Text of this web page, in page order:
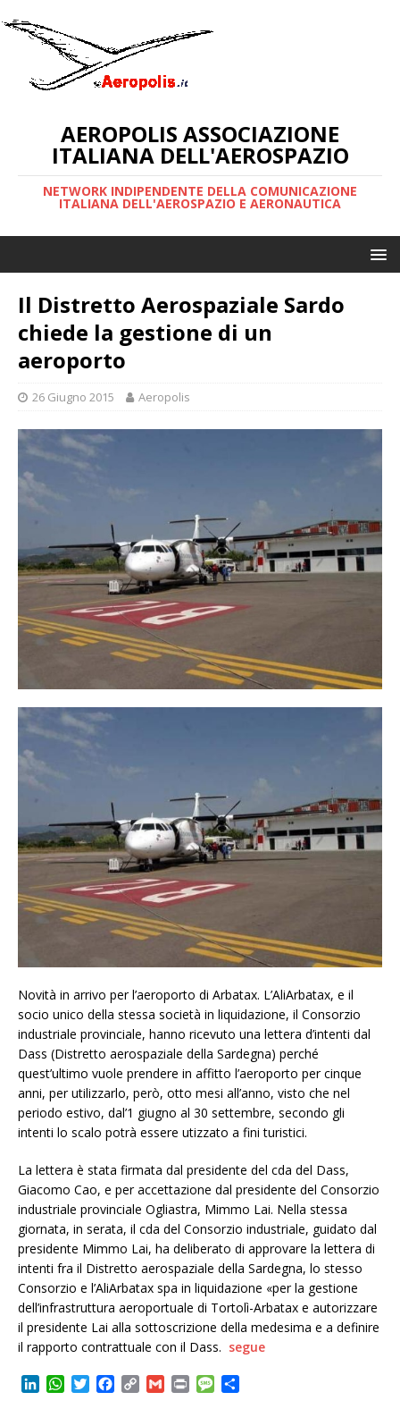
AEROPOLIS ASSOCIAZIONE
ITALIANA DELL'AEROSPAZIO
NETWORK INDIPENDENTE DELLA COMUNICAZIONE
ITALIANA DELL'AEROSPAZIO E AERONAUTICA
Il Distretto Aerospaziale Sardo
chiede la gestione di un
aeroporto
26 Giugno 2015 Aeropolis
Novità in arrivo per l’aeroporto di Arbatax. L’AliArbatax, e il
socio unico della stessa società in liquidazione, il Consorzio
industriale provinciale, hanno ricevuto una lettera d’intenti dal
Dass (Distretto aerospaziale della Sardegna) perché
quest’ultimo vuole prendere in affitto l’aeroporto per cinque
anni, per utilizzarlo, però, otto mesi all’anno, visto che nel
periodo estivo, dal’1 giugno al 30 settembre, secondo gli
intenti lo scalo potrà essere utizzato a fini turistici.
La lettera è stata firmata dal presidente del cda del Dass,
Giacomo Cao, e per accettazione dal presidente del Consorzio
industriale provinciale Ogliastra, Mimmo Lai. Nella stessa
giornata, in serata, il cda del Consorzio industriale, guidato dal
presidente Mimmo Lai, ha deliberato di approvare la lettera di
intenti fra il Distretto aerospaziale della Sardegna, lo stesso
Consorzio e l’AliArbatax spa in liquidazione «per la gestione
dell’infrastruttura aeroportuale di Tortolì-Arbatax e autorizzare
il presidente Lai alla sottoscrizione della medesima e a definire
il rapporto contrattuale con il Dass. segue
W
T
G
M